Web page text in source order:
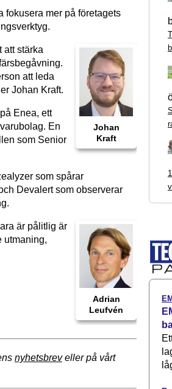
fokusera mer på företagets
Johan
Kraft
att stärka
att leda
Johan Kraft.
Enea, ett
En
som Senior
som spårar
Devalert som observerar
Adrian
Leufvén
är pålitlig är
utmaning,
nyhetsbreveller på vårt